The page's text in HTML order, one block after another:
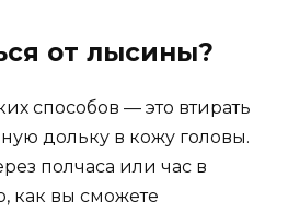
от лысины?
способов — это втирать
дольку в кожу головы.
полчаса или час в
как вы сможете